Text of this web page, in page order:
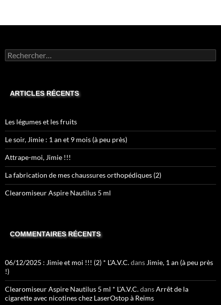
Rechercher :
ARTICLES RÉCENTS
Les légumes et les fruits
Le soir, Jimie : 1 an et 9 mois (à peu près)
Attrape-moi, Jimie !!!
La fabrication de mes chaussures orthopédiques (2)
Clearomiseur Aspire Nautilus 5 ml
COMMENTAIRES RÉCENTS
06/12/2025 : Jimie et moi !!! (2) * L'A.V.C.dans Jimie, 1 an (à peu près
!)
Clearomiseur Aspire Nautilus 5 ml * L'A.V.C.dansArrêt de la
cigarette avec nicotines chez LaserOstop à Reims